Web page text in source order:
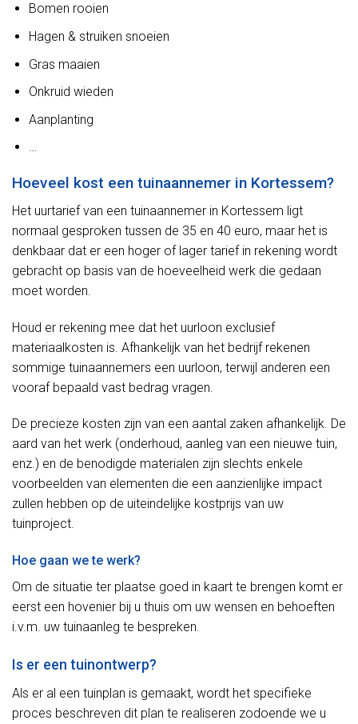
Bomen rooien
Hagen & struiken snoeien
Gras maaien
Onkruid wieden
Aanplanting
…
Hoeveel kost een tuinaannemer in Kortessem?
Het uurtarief van een tuinaannemer in Kortessem ligt
normaal gesproken tussen de 35 en 40 euro, maar het is
denkbaar dat er een hoger of lager tarief in rekening wordt
gebracht op basis van de hoeveelheid werk die gedaan
moet worden.
Houd er rekening mee dat het uurloon exclusief
materiaalkosten is. Afhankelijk van het bedrijf rekenen
sommige tuinaannemers een uurloon, terwijl anderen een
vooraf bepaald vast bedrag vragen.
De precieze kosten zijn van een aantal zaken afhankelijk. De
aard van het werk (onderhoud, aanleg van een nieuwe tuin,
enz.) en de benodigde materialen zijn slechts enkele
voorbeelden van elementen die een aanzienlijke impact
zullen hebben op de uiteindelijke kostprijs van uw
tuinproject.
Hoe gaan we te werk?
Om de situatie ter plaatse goed in kaart te brengen komt er
eerst een hovenier bij u thuis om uw wensen en behoeften
i.v.m. uw tuinaanleg te bespreken.
Is er een tuinontwerp?
Als er al een tuinplan is gemaakt, wordt het specifieke
proces beschreven dit plan te realiseren zodoende we u